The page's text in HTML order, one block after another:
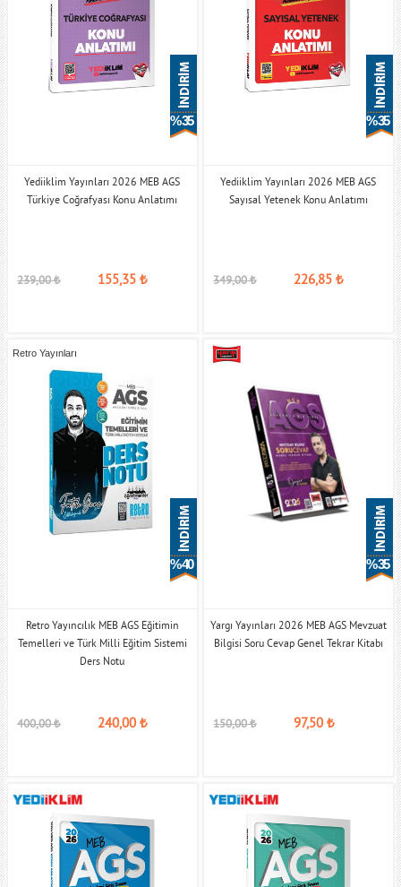
% 35
Yediiklim Yayınları 2026 MEB AGS
Türkiye Coğrafyası Konu Anlatımı
239,00₺ 155,35 ₺
% 35
Yediiklim Yayınları 2026 MEB AGS
Sayısal Yetenek Konu Anlatımı
349,00₺ 226,85 ₺
Retro Yayınları
% 40
Retro Yayıncılık MEB AGS Eğitimin
Temelleri ve Türk Milli Eğitim Sistemi
Ders Notu
400,00₺ 240,00₺
% 35
Yargı Yayınları 2026 MEB AGS Mevzuat
Bilgisi Soru Cevap Genel Tekrar Kitabı
150,00₺ 97,50₺